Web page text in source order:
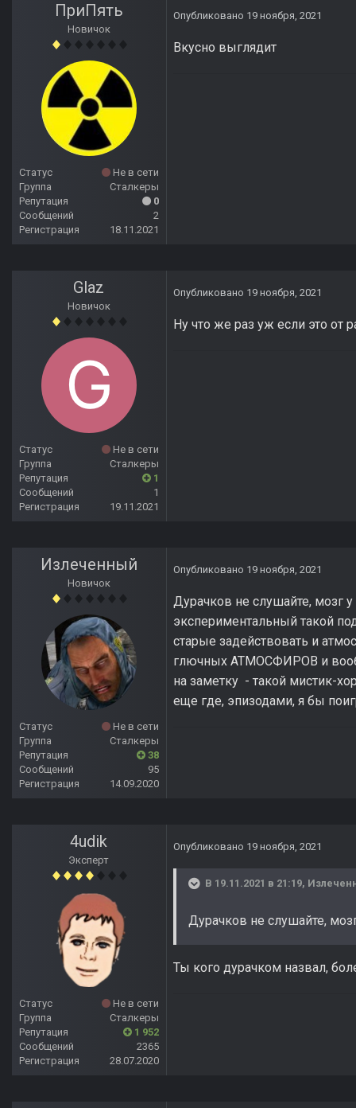
ПриПять
Новичок
Статус
Не в сети
Группа
Сталкеры
Репутация
0
Сообщений
2
Регистрация
18.11.2021
Опубликовано 19 ноября, 2021
Вкусно выглядит
Glaz
Новичок
Статус
Не в сети
Группа
Сталкеры
Репутация
1
Сообщений
1
Регистрация
19.11.2021
Опубликовано 19 ноября, 2021
Ну что же раз уж если это от
Излеченный
Новичок
Статус
Не в сети
Группа
Сталкеры
Репутация
38
Сообщений
95
Регистрация
14.09.2020
Опубликовано 19 ноября, 2021
Дурачков не слушайте, мозг у
экспериментальный такой
старые задействовать и
глючных АТМОСФИРОВ и
на заметку - такой мистик-
еще где, эпизодами, я бы
4udik
Эксперт
Статус
Не в сети
Группа
Сталкеры
Репутация
1 952
Сообщений
2365
Регистрация
28.07.2020
Опубликовано 19 ноября, 2021
В 19.11.2021 в 21:19,
Дурачков не слушайте,
Ты кого дурачком назвал,